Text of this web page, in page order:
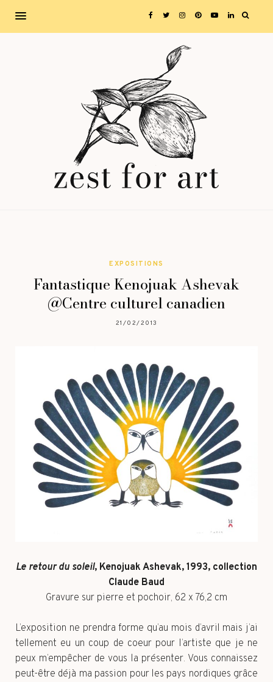
EXPOSITIONS
Fantastique Kenojuak Ashevak
@Centre culturel canadien
21/02/2013
Le retour du soleil, Kenojuak Ashevak, 1993, collection
Claude Baud
Gravure sur pierre et pochoir, 62 x 76,2 cm
L’exposition ne prendra forme qu’au mois d’avril mais j’ai
tellement eu un coup de coeur pour l’artiste que je ne
peux m’empêcher de vous la présenter. Vous connaissez
peut-être déjà ma passion pour les pays nordiques grâce